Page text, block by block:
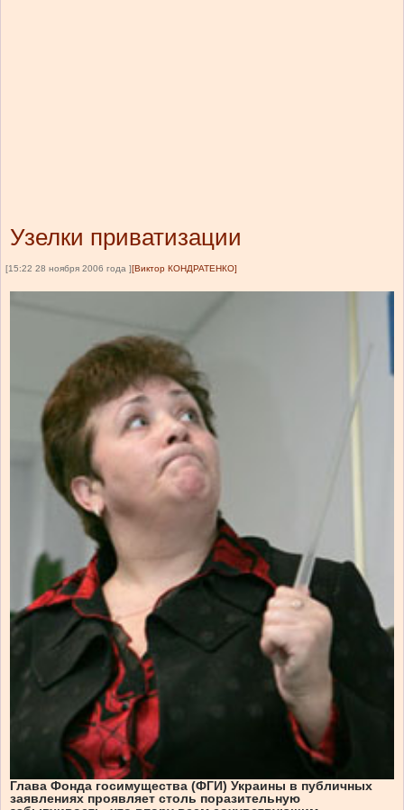
Узелки приватизации
[15:22 28 ноября 2006 года ] [Виктор КОНДРАТЕНКО]
Глава Фонда госимущества (ФГИ) Украины в публичных
заявлениях проявляет столь поразительную